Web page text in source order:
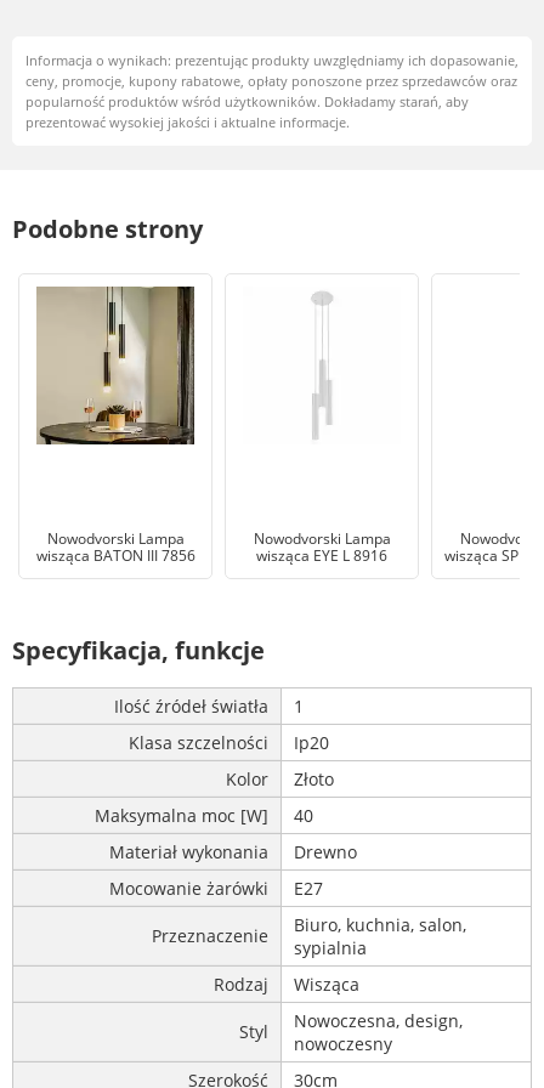
Informacja o wynikach: prezentując produkty uwzględniamy ich dopasowanie,
ceny, promocje, kupony rabatowe, opłaty ponoszone przez sprzedawców oraz
popularność produktów wśród użytkowników. Dokładamy starań, aby
prezentować wysokiej jakości i aktualne informacje.
Podobne strony
Nowodvorski Lampa
wisząca BATON III 7856
Nowodvorski Lampa
wisząca EYE L 8916
wisząca
Specyfikacja, funkcje
Ilość źródeł światła
1
Klasa szczelności
Ip20
Kolor
Złoto
Maksymalna moc [W]
40
Materiał wykonania
Drewno
Mocowanie żarówki
E27
Przeznaczenie
Biuro, kuchnia, salon,
sypialnia
Rodzaj
Wisząca
Styl
Nowoczesna, design,
nowoczesny
Szerokość
30cm